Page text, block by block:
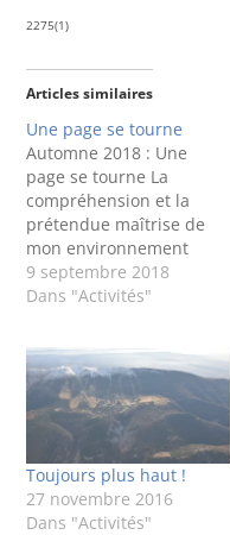
2275(1)
Articles similaires
Une page se tourne
Automne 2018 : Une
page se tourne La
compréhension et la
prétendue maîtrise de
mon environnement
aura piloté ma vie. Je n’ai
jamais été plus heureux
avoir compris les
mécanismes d’un
système, je corrigeais la
panne et pouvais profiter
du bonheur de voir
l'ensemble fonctionner à
nouveau. C’est…
9 septembre 2018
Dans "Activités"
Toujours plus haut !
27 novembre 2016
Dans "Activités"